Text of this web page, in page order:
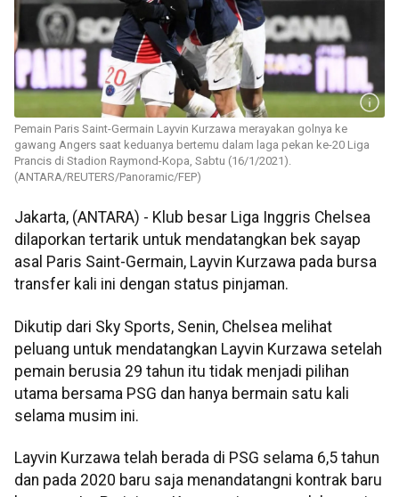
Pemain Paris Saint-Germain Layvin Kurzawa merayakan golnya ke
gawang Angers saat keduanya bertemu dalam laga pekan ke-20 Liga
Prancis di Stadion Raymond-Kopa, Sabtu (16/1/2021).
(ANTARA/REUTERS/Panoramic/FEP)
Jakarta, (ANTARA) - Klub besar Liga Inggris Chelsea
dilaporkan tertarik untuk mendatangkan bek sayap
asal Paris Saint-Germain, Layvin Kurzawa pada bursa
transfer kali ini dengan status pinjaman.
Dikutip dari Sky Sports, Senin, Chelsea melihat
peluang untuk mendatangkan Layvin Kurzawa setelah
pemain berusia 29 tahun itu tidak menjadi pilihan
utama bersama PSG dan hanya bermain satu kali
selama musim ini.
Layvin Kurzawa telah berada di PSG selama 6,5 tahun
dan pada 2020 baru saja menandatangni kontrak baru